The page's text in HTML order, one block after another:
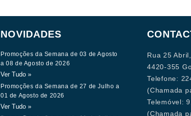
NOVIDADES
Promoções da Semana de 03 de Agosto
a 08 de Agosto de 2026
Ver Tudo »
Promoções da Semana de 27 de Julho a
01 de Agosto de 2026
Ver Tudo »
Rua 25
4420-355
Telefone:
(Chamada
Telemóvel:
(Chamada